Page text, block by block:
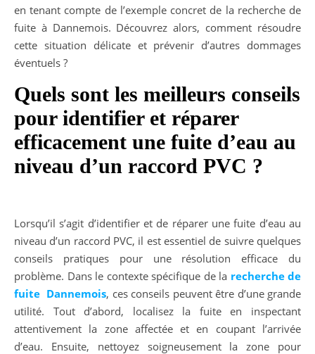
en tenant compte de l’exemple concret de la recherche de
fuite à Dannemois. Découvrez alors, comment résoudre
cette situation délicate et prévenir d’autres dommages
éventuels ?
Quels sont les meilleurs conseils
pour identifier et réparer
efficacement une fuite d’eau au
niveau d’un raccord PVC ?
Lorsqu’il s’agit d’identifier et de réparer une fuite d’eau au
niveau d’un raccord PVC, il est essentiel de suivre quelques
conseils pratiques pour une résolution efficace du
problème. Dans le contexte spécifique de la recherche de
fuite Dannemois, ces conseils peuvent être d’une grande
utilité. Tout d’abord, localisez la fuite en inspectant
attentivement la zone affectée et en coupant l’arrivée
d’eau. Ensuite, nettoyez soigneusement la zone pour